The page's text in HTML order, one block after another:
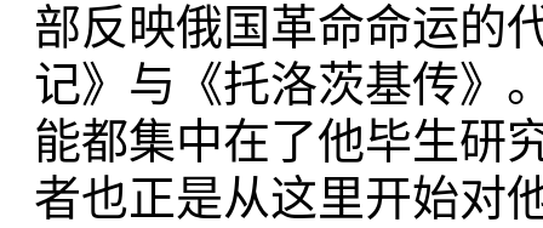
部反映俄国革命命运的
记》与《托洛茨基传》
能都集中在了他毕生研
者也正是从这里开始对